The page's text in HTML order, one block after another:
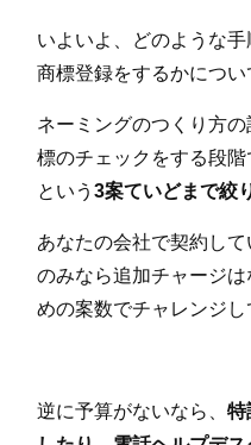
いよいよ、どのような
商標登録をするかについ
ネーミングのつくり方
標のチェックをする段
という3案ていどまで絞
あなたの会社で契約し
のみなら追加チャージ
めの案数でチャレンジし
逆に予算がないなら、特